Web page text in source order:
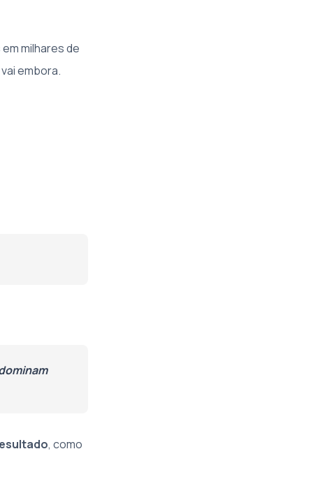
milhares de
embora.
, como